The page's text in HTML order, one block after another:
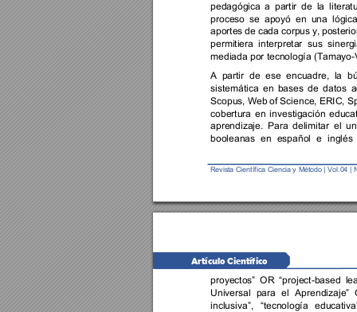
Revista Científica Ciencia y Método | Vol.04 |
pedagógica a partir de la
proceso se apoyó en una
aportes de cada corpus y,
permitiera
interpretar sus
mediada por tecnología
A partir de ese encuadre, la
sistemática en bases de datos
Scopus, Web of Science, ERIC,
cobertura en investigación
aprendizaje.
Para delimitar el
booleanas
en español e inglés
Artículo Científico
proyectos” OR “project-based
Universal
para el Aprendizaje”
inclusiva”,
“tecnología